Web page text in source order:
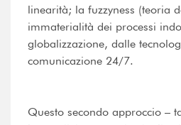
linearità; la fuzzyness (teoria
immaterialità dei processi
globalizzazione, dalle
comunicazione 24/7.
Questo secondo approccio –